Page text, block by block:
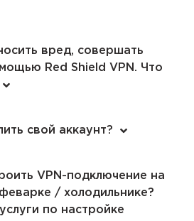
вред, совершать
Red Shield VPN. Что
свой аккаунт?
VPN-подключение на
/ холодильнике?
по настройке